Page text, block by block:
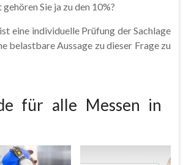
Sie ja zu den 10%?
eine individuelle Prüfung der Sachlage
belastbare Aussage zu dieser Frage zu
für alle Messen in